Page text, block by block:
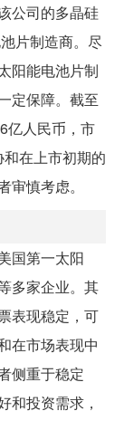
公司的多晶硅
片制造商。尽
阳能电池片制
定保障。截至
亿人民币，市
在上市初期的
慎考虑。
国第一太阳
多家企业。其
表现稳定，可
在市场表现中
侧重于稳定
和投资需求，